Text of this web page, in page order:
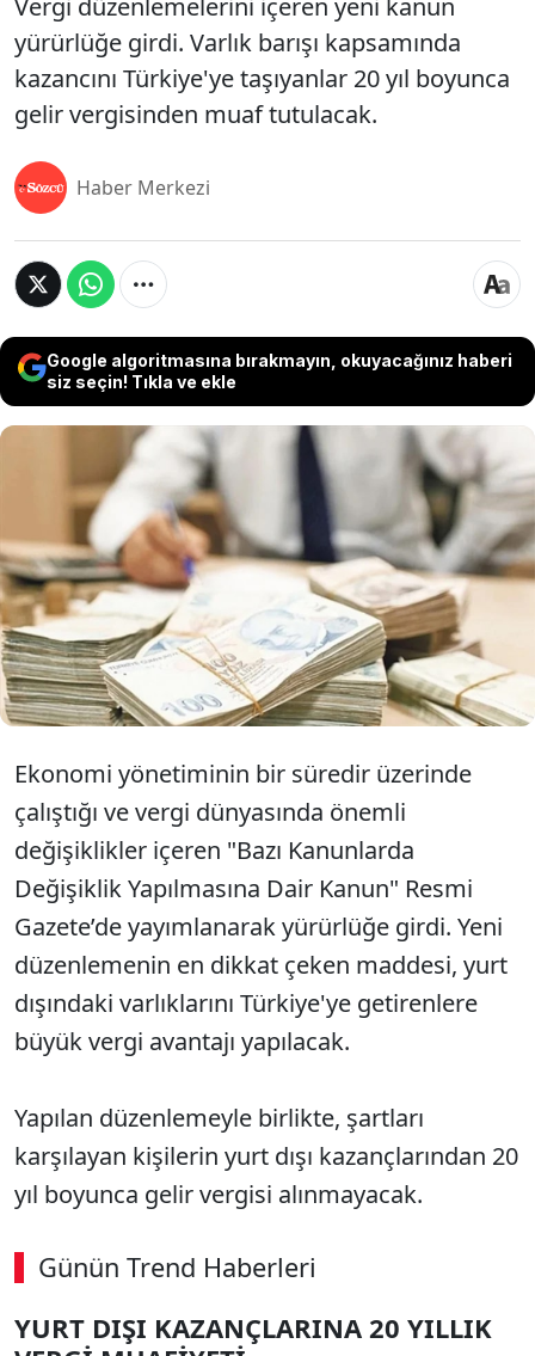
Vergi düzenlemelerini içeren yeni kanun
yürürlüğe girdi. Varlık barışı kapsamında
kazancını Türkiye'ye taşıyanlar 20 yıl boyunca
gelir vergisinden muaf tutulacak.
Haber Merkezi
Google algoritmasına bırakmayın, okuyacağınız haberi
siz seçin! Tıkla ve ekle
Vergi düzenlemelerini içeren yeni kanun
yürürlüğe girdi. Varlık barışı kapsamında
kazancını Türkiye'ye taşıyanlar 20 yıl
boyunca gelir vergisinden muaf tutulacak.
Ekonomi yönetiminin bir süredir üzerinde
çalıştığı ve vergi dünyasında önemli
değişiklikler içeren "Bazı Kanunlarda
Değişiklik Yapılmasına Dair Kanun" Resmi
Gazete’de yayımlanarak yürürlüğe girdi. Yeni
düzenlemenin en dikkat çeken maddesi, yurt
dışındaki varlıklarını Türkiye'ye getirenlere
büyük vergi avantajı yapılacak.
Yapılan düzenlemeyle birlikte, şartları
karşılayan kişilerin yurt dışı kazançlarından 20
yıl boyunca gelir vergisi alınmayacak.
Günün Trend Haberleri
YURT DIŞI KAZANÇLARINA 20 YILLIK